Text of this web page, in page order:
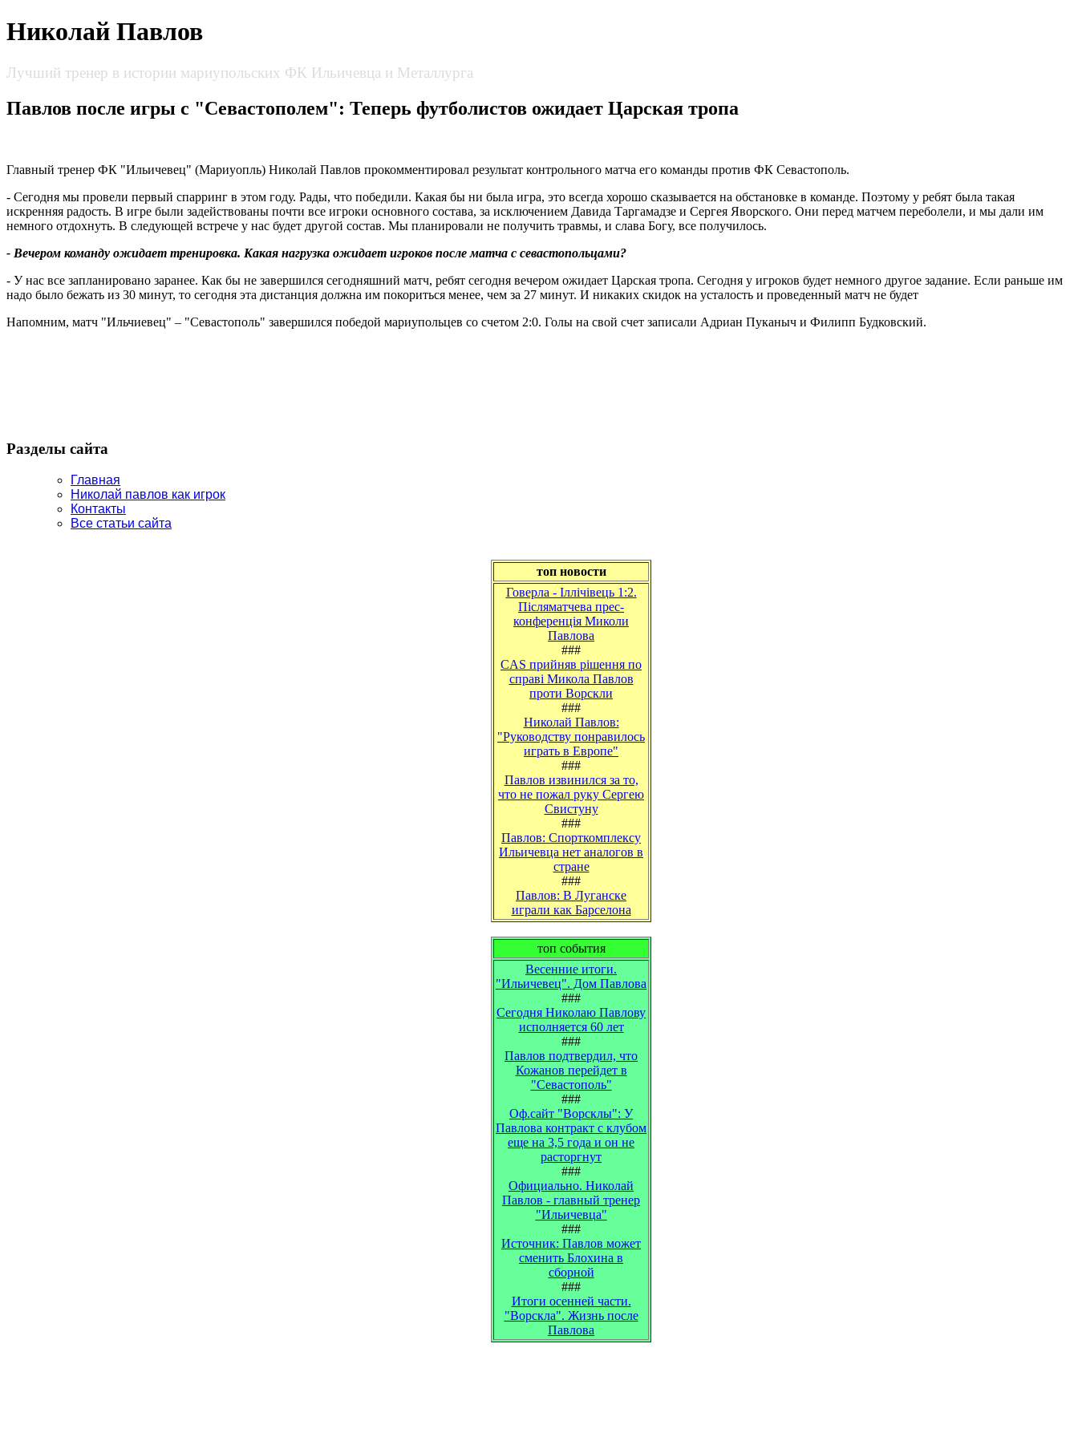
Николай Павлов
Лучший тренер в истории мариупольских ФК Ильичевца и Металлурга
Павлов после игры с "Севастополем": Теперь футболистов ожидает Царская тропа
Главный тренер ФК "Ильичевец" (Мариуопль) Николай Павлов прокомментировал результат контрольного матча его команды против ФК Севастополь.
- Сегодня мы провели первый спарринг в этом году. Рады, что победили. Какая бы ни была игра, это всегда хорошо сказывается на обстановке в команде. Поэтому у ребят была такая
искренняя радость. В игре были задействованы почти все игроки основного состава, за исключением Давида Таргамадзе и Сергея Яворского. Они перед матчем переболели, и мы дали им
немного отдохнуть. В следующей встрече у нас будет другой состав. Мы планировали не получить травмы, и слава Богу, все получилось.
- Вечером команду ожидает тренировка. Какая нагрузка ожидает игроков после матча с севастопольцами?
- У нас все запланировано заранее. Как бы не завершился сегодняшний матч, ребят сегодня вечером ожидает Царская тропа. Сегодня у игроков будет немного другое задание. Если раньше им
надо было бежать из 30 минут, то сегодня эта дистанция должна им покориться менее, чем за 27 минут. И никаких скидок на усталость и проведенный матч не будет
Напомним, матч "Ильчиевец" – "Севастополь" завершился победой мариупольцев со счетом 2:0. Голы на свой счет записали Адриан Пуканыч и Филипп Будковский.
Разделы сайта
Главная
Николай павлов как игрок
Контакты
Все статьи сайта
топ новости
Говерла - Іллічівець 1:2.
Післяматчева прес-
конференція Миколи
Павлова
###
CAS прийняв рішення по
справі Микола Павлов
проти Ворскли
###
Николай Павлов:
"Руководству понравилось
играть в Европе"
###
Павлов извинился за то,
что не пожал руку Сергею
Свистуну
###
Павлов: Спорткомплексу
Ильичевца нет аналогов в
стране
###
Павлов: В Луганске
играли как Барселона
топ события
Весенние итоги.
"Ильичевец". Дом Павлова
###
Сегодня Николаю Павлову
исполняется 60 лет
###
Павлов подтвердил, что
Кожанов перейдет в
"Севастополь"
###
Оф.сайт "Ворсклы": У
Павлова контракт с клубом
еще на 3,5 года и он не
расторгнут
###
Официально. Николай
Павлов - главный тренер
"Ильичевца"
###
Источник: Павлов может
сменить Блохина в
сборной
###
Итоги осенней части.
"Ворскла". Жизнь после
Павлова